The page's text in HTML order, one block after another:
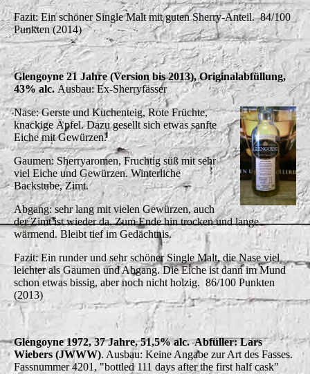
Fazit: Ein schöner Single Malt mit guten Sherry-Anteil. 84/100
Punkten (2014)
Glengoyne 21 Jahre (Version bis 2013), Originalabfüllung,
43% alc. Ausbau: Ex-Sherryfässer
Nase: Gerste und Kuchenteig, Rote Früchte,
knackige Äpfel. Dazu gesellt sich etwas sanfte
Eiche mit Gewürzen.
Gaumen: Sherryaromen, Fruchtig süß mit sehr
viel Eiche und Gewürzen. Winterliche
Backstube, Zimt.
Abgang: sehr lang mit vielen Gewürzen, auch
der Zimt ist wieder da. Zum Ende hin trocken und lange
wärmend. Bleibt tief im Gedächtnis.
Fazit: Ein runder und sehr schöner Single Malt, die Nase viel
leichter als Gaumen und Abgang. Die Eiche ist dann im Mund
schon etwas bissig, aber noch nicht holzig. 86/100 Punkten
(2013)
Glengoyne 1972, 37 Jahre, 51,5% alc. Abfüller: Lars
Wiebers (JWWW). Ausbau: Keine Angabe zur Art des Fasses.
Fassnummer 4201, "bottled 111 days after the first half cask"